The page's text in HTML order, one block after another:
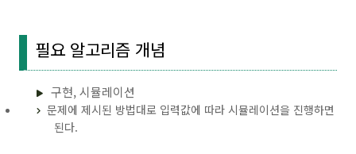
필요 알고리즘 개념
구현, 시뮬레이션
문제에 제시된 방법대로 입력값에 따라 시뮬레이션을 진행하면
된다.